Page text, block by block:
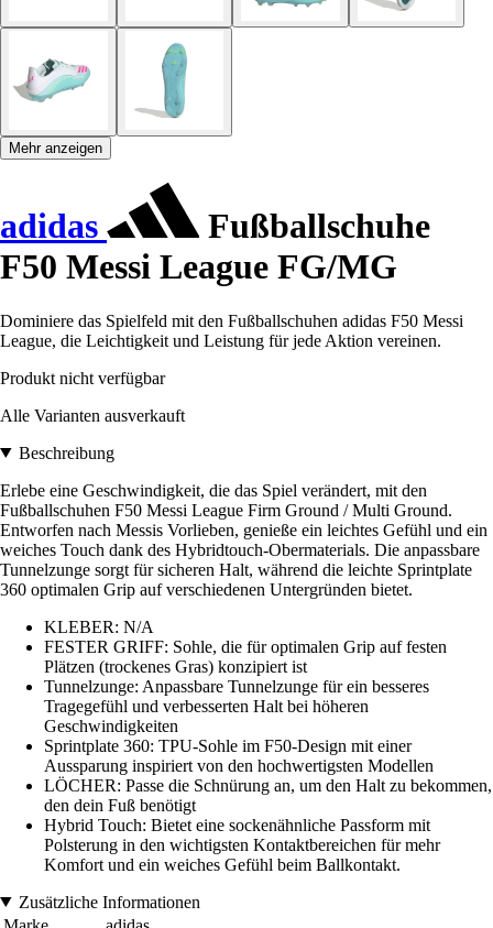
Mehr anzeigen
adidas
Fußballschuhe
F50 Messi League FG/MG
Dominiere das Spielfeld mit den Fußballschuhen adidas F50 Messi
League, die Leichtigkeit und Leistung für jede Aktion vereinen.
Produkt nicht verfügbar
Alle Varianten ausverkauft
Beschreibung
Erlebe eine Geschwindigkeit, die das Spiel verändert, mit den
Fußballschuhen F50 Messi League Firm Ground / Multi Ground.
Entworfen nach Messis Vorlieben, genieße ein leichtes Gefühl und ein
weiches Touch dank des Hybridtouch-Obermaterials. Die anpassbare
Tunnelzunge sorgt für sicheren Halt, während die leichte Sprintplate
360 optimalen Grip auf verschiedenen Untergründen bietet.
KLEBER: N/A
FESTER GRIFF: Sohle, die für optimalen Grip auf festen
Plätzen (trockenes Gras) konzipiert ist
Tunnelzunge: Anpassbare Tunnelzunge für ein besseres
Tragegefühl und verbesserten Halt bei höheren
Geschwindigkeiten
Sprintplate 360: TPU-Sohle im F50-Design mit einer
Aussparung inspiriert von den hochwertigsten Modellen
LÖCHER: Passe die Schnürung an, um den Halt zu bekommen,
den dein Fuß benötigt
Hybrid Touch: Bietet eine sockenähnliche Passform mit
Polsterung in den wichtigsten Kontaktbereichen für mehr
Komfort und ein weiches Gefühl beim Ballkontakt.
Zusätzliche Informationen